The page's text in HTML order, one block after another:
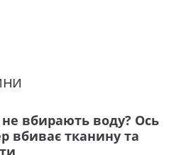
вбирають воду? Ось
вбиває тканину та